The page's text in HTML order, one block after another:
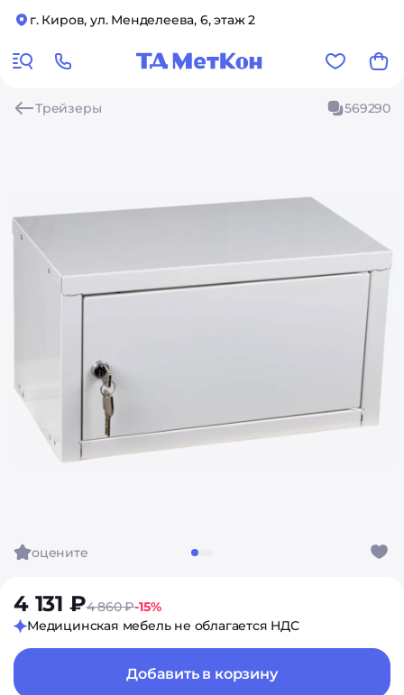
г. Киров, ул. Менделеева, 6, этаж 2
Трейзеры 569290
оцените
4 131 ₽4 860 ₽-15%
Медицинская мебель не облагается НДС
Добавить в корзину